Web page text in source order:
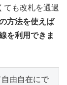
ても改札を通過
方法を使えば
を利用できま
由自在にで